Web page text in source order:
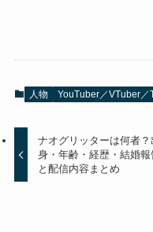
人物 YouTuber／VTuber／
ナオグリッターは何者？
身・年齢・経歴・結婚報
と配信内容まとめ